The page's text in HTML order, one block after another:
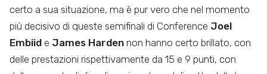
certo a sua situazione, ma è pur vero che nel momento
più decisivo di queste semifinali di Conference Joel
Embiid e James Harden non hanno certo brillato, con
delle prestazioni rispettivamente da 15 e 9 punti, con